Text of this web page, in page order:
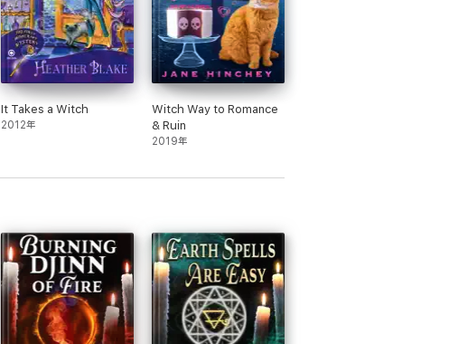
It Takes a Witch
2012年
Witch Way to Romance
& Ruin
2019年